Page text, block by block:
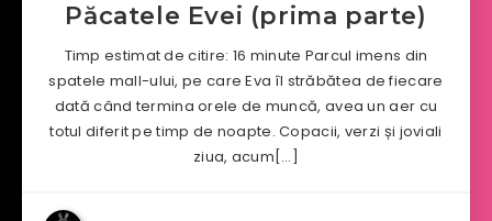
Păcatele Evei (prima parte)
Timp estimat de citire: 16 minute Parcul imens din
spatele mall-ului, pe care Eva îl străbătea de fiecare
dată când termina orele de muncă, avea un aer cu
totul diferit pe timp de noapte. Copacii, verzi și joviali
ziua, acum[…]